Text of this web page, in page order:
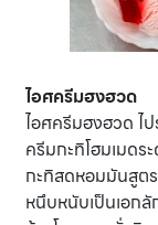
ไอศครีมฮงฮวด
ไอศครีมฮงฮวด ไ
ครีมกะทิโฮมเมดร
กะทิสดหอมมันสูต
หนึบหนับเป็นเอก